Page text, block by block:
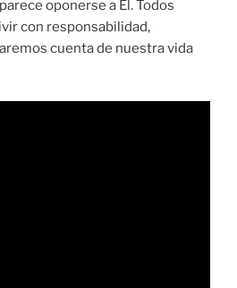
oponerse a Él. Todos
con responsabilidad,
cuenta de nuestra vida